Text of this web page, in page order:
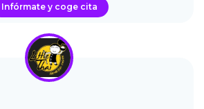
Infórmate y coge cita